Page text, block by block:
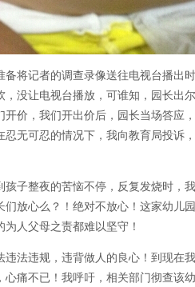
备将记者的调查录像送往电视台播出
，没让电视台播放，可谁知，园长出
开价，我们开出价后，园长当场答应
忍无可忍的情况下，我向教育局投诉
孩子整夜的苦恼不停，反复发烧时，
们放心么？！绝对不放心！这家幼儿
人父母之责都难以坚守！
违法违规，违背做人的良心！到现在
心痛不已！我呼吁，相关部门彻查该